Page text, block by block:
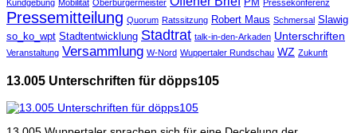
Kundgebung Mobilität Oberbürgermeister Pressekonferenz
Pressemitteilung Quorum Ratssitzung Robert Maus Schmersal Slawig
so_ko_wpt Stadtentwicklung Stadtrat talk-in-den-Arkaden Unterschriften
Veranstaltung Versammlung W-Nord Wuppertaler Rundschau WZ Zukunft
13.005 Unterschriften für döpps105